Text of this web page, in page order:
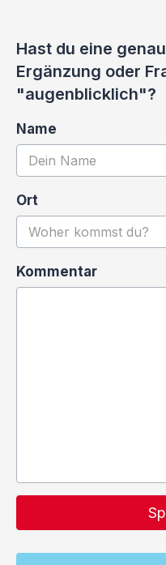
Hast du eine
Ergänzung oder
"augenblicklich"?
Name
Ort
Kommentar